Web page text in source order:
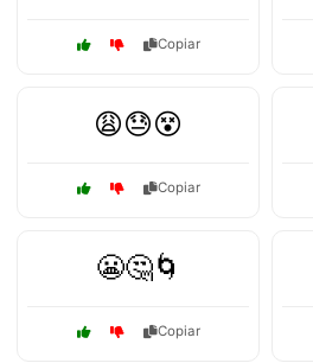
Copiar
😩😓😵
Copiar
😬🤔🌀
Copiar